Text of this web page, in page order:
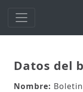
Datos del
Nombre: